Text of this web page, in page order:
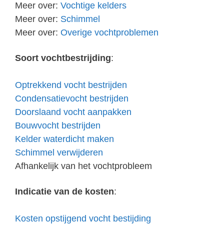
Meer over: Vochtige kelders
Meer over: Schimmel
Meer over: Overige vochtproblemen
Soort vochtbestrijding:
Optrekkend vocht bestrijden
Condensatievocht bestrijden
Doorslaand vocht aanpakken
Bouwvocht bestrijden
Kelder waterdicht maken
Schimmel verwijderen
Afhankelijk van het vochtprobleem
Indicatie van de kosten:
Kosten opstijgend vocht bestijding